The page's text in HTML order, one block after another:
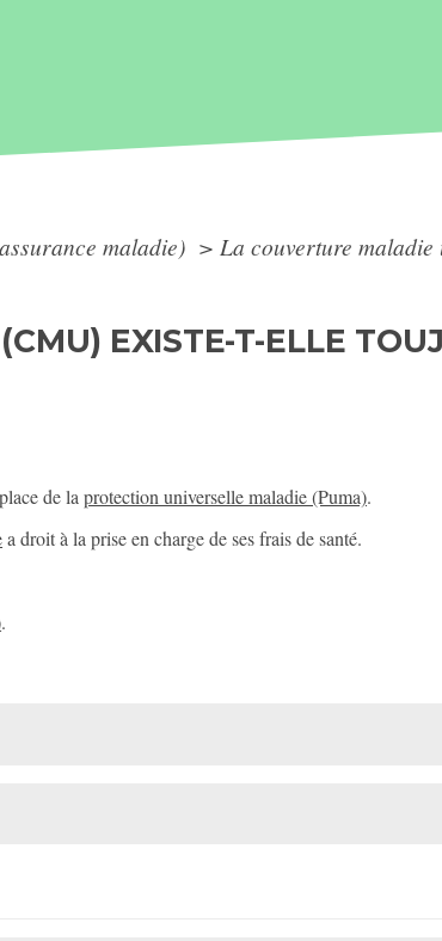
maladie) > La couverture maladie
EXISTE-T-ELLE
de laprotection universelle maladie (Puma).
a droit à la prise en charge de ses frais de santé.
.